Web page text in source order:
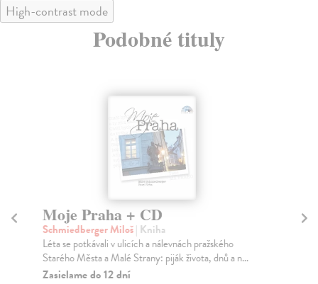
High-contrast mode
Podobné tituly
Moje Praha + CD
Schmiedberger Miloš| Kniha
Léta se potkávali v ulicích a nálevnách pražského
Starého Města a Malé Strany: piják života, dnů a n...
Zasielame do 12 dní